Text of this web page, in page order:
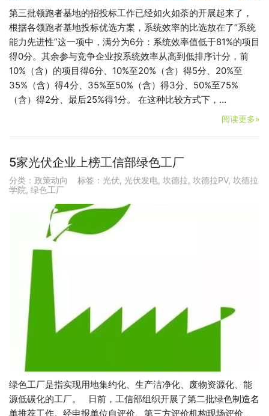
第三批领跑者基地的招投标工作已经如火如荼的开展起来了，
根据各领跑者基地投标优选方案，系统效率的比选放在了“系统
能力先进性”这一项中，满分为6分：系统效率值低于81%的项目
得0分。其余参与竞争企业按系统效率从高到低排序计分，前
10%（含）的项目得6分、10%至20%（含）得5分、20%至
35%（含）得4分、35%至50%（含）得3分、50%至75%
（含）得2分、最后25%得1分。 在这种比较方式下，…
阅读更多»
5家光伏企业上榜工信部绿色工厂
分类： 政策动向 标签： 光伏, 光伏发电, 坎德拉, 坎德拉PV, 坎德拉
学院, 绿色工厂
绿色工厂是指实现用地集约化、生产洁净化、废物资源化、能
源低碳化的工厂。 日前，工信部组织开展了第二批绿色制造名
单推荐工作。经申报单位自评价、第三方评价机构现场评价、